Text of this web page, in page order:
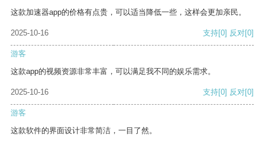
这款加速器app的价格有点贵，可以适当降低一些，这样会更加亲民。
2025-10-16 支持[0] 反对[0]
游客
这款app的视频资源非常丰富，可以满足我不同的娱乐需求。
2025-10-16 支持[0] 反对[0]
游客
这款软件的界面设计非常简洁，一目了然。